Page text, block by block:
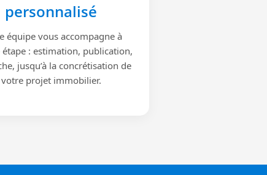
personnalisé
équipe vous accompagne à
étape : estimation, publication,
jusqu’à la concrétisation de
votre projet immobilier.